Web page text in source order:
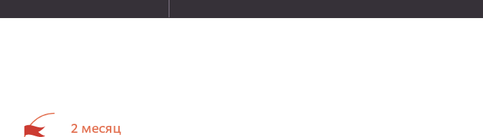
2 месяц